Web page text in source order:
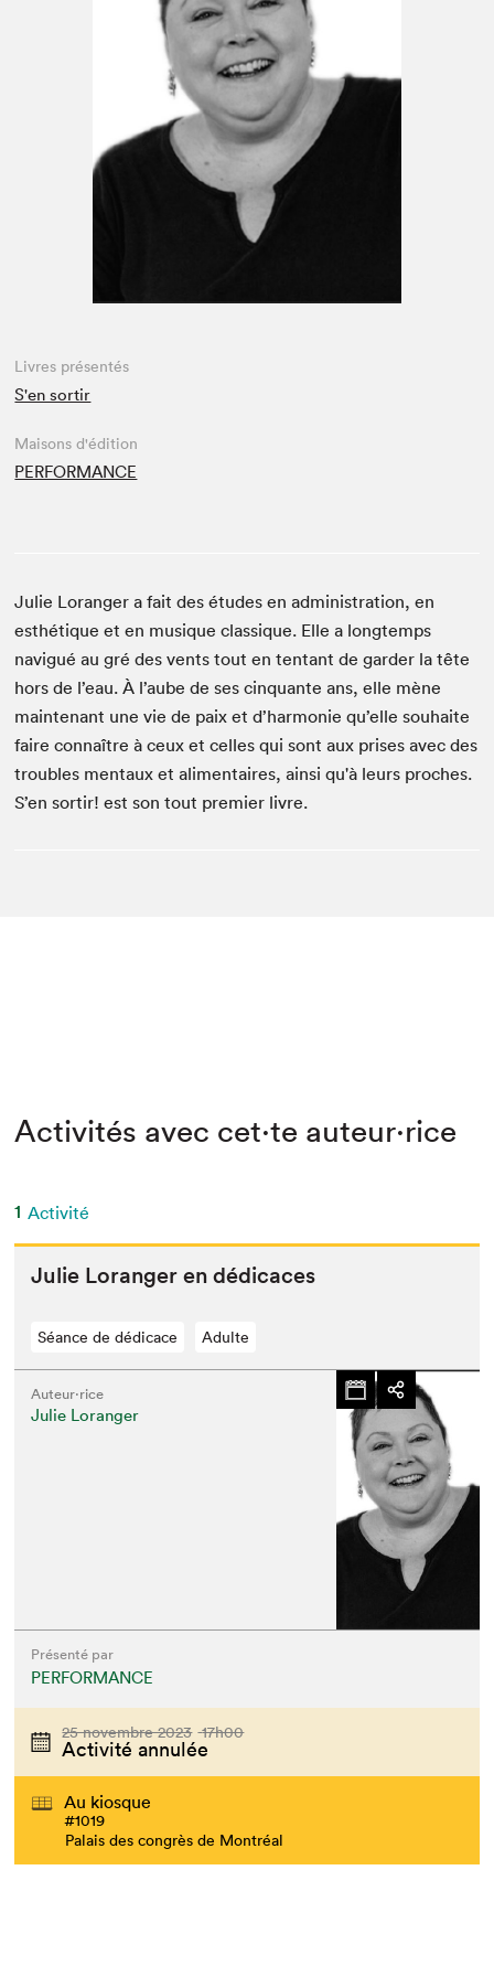
Espace médias
Livres présentés
S'en sortir
Maisons d'édition
PERFORMANCE
Julie Loranger a fait des études en administration, en
esthétique et en musique classique. Elle a longtemps
navigué au gré des vents tout en tentant de garder la tête
hors de l’eau. À l’aube de ses cinquante ans, elle mène
maintenant une vie de paix et d’harmonie qu’elle souhaite
faire connaître à ceux et celles qui sont aux prises avec des
troubles mentaux et alimentaires, ainsi qu'à leurs proches.
S’en sortir! est son tout premier livre.
Activités avec cet·te auteur·rice
1 Activité
Julie Lor­anger en dédicaces
Séance de dédicace Adulte
Auteur·rice
Julie Loranger
Présenté par
PERFORMANCE
25 novembre 2023 17h00
Activité annulée
Au kiosque
#1019
Palais des congrès de Montréal